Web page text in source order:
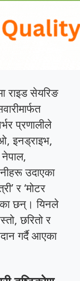
राइड सेयरिङ
प्रणालीले
इनड्राइभ,
उदाएका
र ‘मोटर
छन्। यिनले
छरितो र
गर्दै आएका